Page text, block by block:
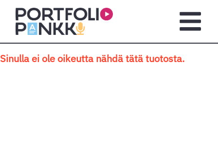
Siirry sisältöön
Sinulla ei ole oikeutta nähdä tätä tuotosta.